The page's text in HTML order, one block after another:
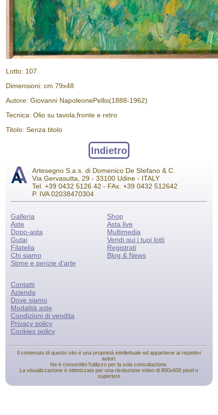
Lotto: 107
Dimensioni: cm 79x48
Autore: Giovanni NapoleonePellis(1888-1962)
Tecnica: Olio su tavola,fronte e retro
Titolo: Senza titolo
Indietro
Artesegno S.a.s. di Domenico De Stefano & C.
Via Gervasutta, 29 - 33100 Udine - ITALY
Tel. +39 0432 5126 42 - FAx. +39 0432 512642
P. IVA 02038470304
Galleria
Aste
Dopo-asta
Gutai
Filatelia
Chi siamo
Stime e perizie d'arte
Shop
Asta live
Multimedia
Vendi qui i tuoi lotti
Registrati
Blog & News
Contatti
Azienda
Dove siamo
Modalità aste
Condizioni di vendita
Privacy policy
Cookies policy
Il contenuto di questo sito è una proprietà intellettuale ed appartiene ai rispettivi
autori.
Ne è consentito l'utilizzo per la sola consultazione.
La visualizzazione è ottimizzata per una risoluzione video di 800x600 pixel o
superiore